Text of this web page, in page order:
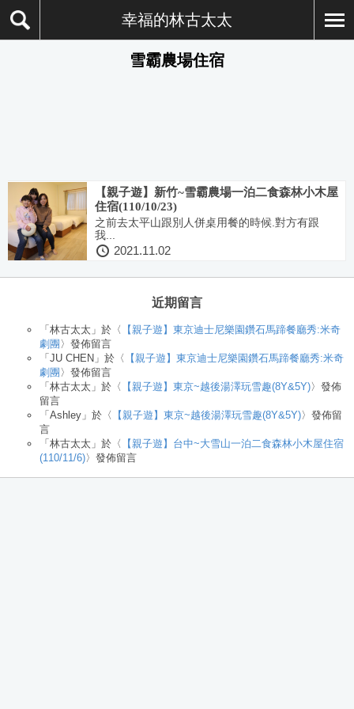
幸福的林古太太
雪霸農場住宿
【親子遊】新竹~雪霸農場一泊二食森林小木屋
住宿(110/10/23)
之前去太平山跟別人併桌用餐的時候.對方有跟
我...
2021.11.02
近期留言
「 林古太太 」於〈
【親子遊】東京迪士尼樂園鑽石馬蹄餐廳秀:米奇
劇團 〉發佈留言
「 JU CHEN 」於〈
【親子遊】東京迪士尼樂園鑽石馬蹄餐廳秀:米奇
劇團 〉發佈留言
「 林古太太 」於〈 【親子遊】東京~越後湯澤玩雪趣(8Y&5Y)〉發佈
留言
「 Ashley 」於〈 【親子遊】東京~越後湯澤玩雪趣(8Y&5Y)〉發佈留
言
「 林古太太 」於〈
【親子遊】台中~大雪山一泊二食森林小木屋住宿
(110/11/6)〉發佈留言